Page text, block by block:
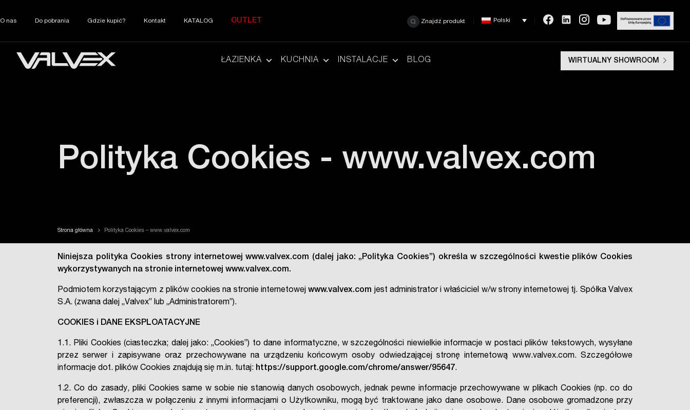
O nas Do pobrania Gdzie kupić? Kontakt KATALOG OUTLET Znajdź produkt Polski
ŁAZIENKA KUCHNIA INSTALACJE BLOG WIRTUALNY SHOWROOM
Polityka Cookies - www.valvex.com
Strona główna Polityka Cookies – www.valvex.com
Niniejsza polityka Cookies strony internetowej www.valvex.com (dalej jako: „Polityka Cookies”) określa w szczególności kwestie plików Cookies
wykorzystywanych na stronie internetowej www.valvex.com.
Podmiotem korzystającym z plików cookies na stronie internetowejwww.valvex.com jest administrator i właściciel w/w strony internetowej tj. Spółka Valvex
S.A. (zwana dalej „Valvex” lub „Administratorem”).
COOKIES i DANE EKSPLOATACYJNE
1.1. Pliki Cookies (ciasteczka; dalej jako: „Cookies”) to dane informatyczne, w szczególności niewielkie informacje w postaci plików tekstowych, wysyłane
przez serwer i zapisywane oraz przechowywane na urządzeniu końcowym osoby odwiedzającej stronę internetową www.valvex.com. Szczegółowe
informacje dot. plików Cookies znajdują się m.in. tutaj: https://support.google.com/chrome/answer/95647.
1.2. Co do zasady, pliki Cookies same w sobie nie stanowią danych osobowych, jednak pewne informacje przechowywane w plikach Cookies (np. co do
preferencji), zwłaszcza w połączeniu z innymi informacjami o Użytkowniku, mogą być traktowane jako dane osobowe. Dane osobowe gromadzone przy